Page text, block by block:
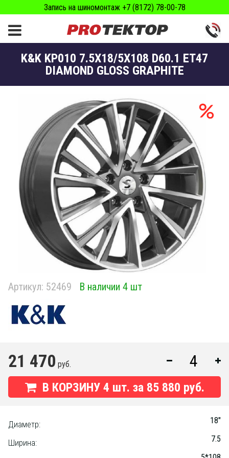
Запись на шиномонтаж +7 (8172) 78-00-78
K&K KP010 7.5X18/5X108 D60.1 ET47
DIAMOND GLOSS GRAPHITE
Артикул: 52469 В наличии 4 шт
21 470 руб.
В КОРЗИНУ 4 шт. за 85 880 руб.
Диаметр: 18"
Ширина: 7.5